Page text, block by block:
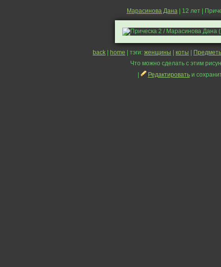
Марасинова Дана| 12 лет |
back home | тэги: женщины коты
Что можно сделать с этим
Редактироватьи